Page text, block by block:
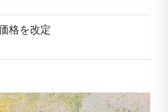
格を改定